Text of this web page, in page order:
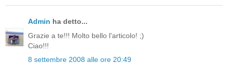
Admin ha detto...
Grazie a te!!! Molto bello l'articolo! ;)
Ciao!!!
8 settembre 2008 alle ore 20:49